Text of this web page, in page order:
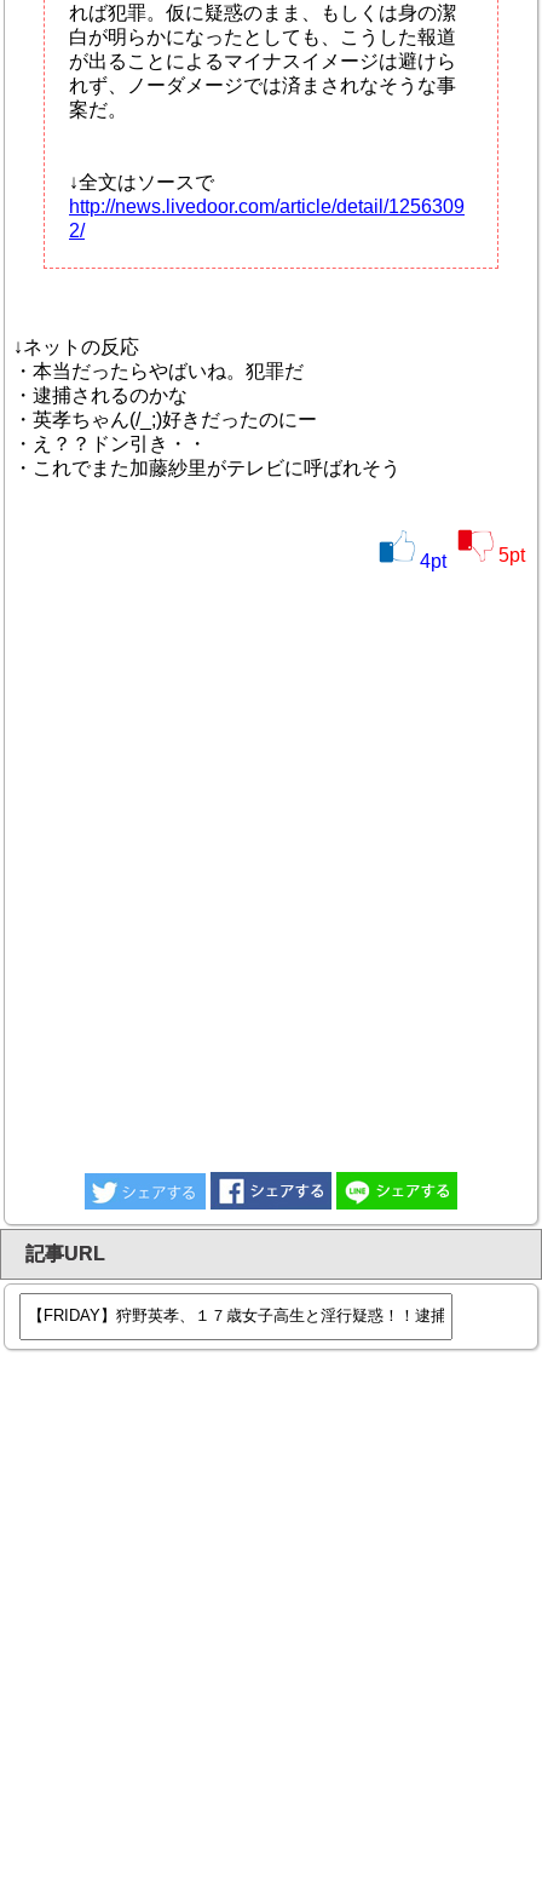
れば犯罪。仮に疑惑のまま、もしくは身の潔
白が明らかになったとしても、こうした報道
が出ることによるマイナスイメージは避けら
れず、ノーダメージでは済まされなそうな事
案だ。
↓全文はソースで
http://news.livedoor.com/article/detail/1256309
2/
↓ネットの反応
・本当だったらやばいね。犯罪だ
・逮捕されるのかな
・英孝ちゃん(/_;)好きだったのにー
・え？？ドン引き・・
・これでまた加藤紗里がテレビに呼ばれそう
4pt 5pt
記事URL